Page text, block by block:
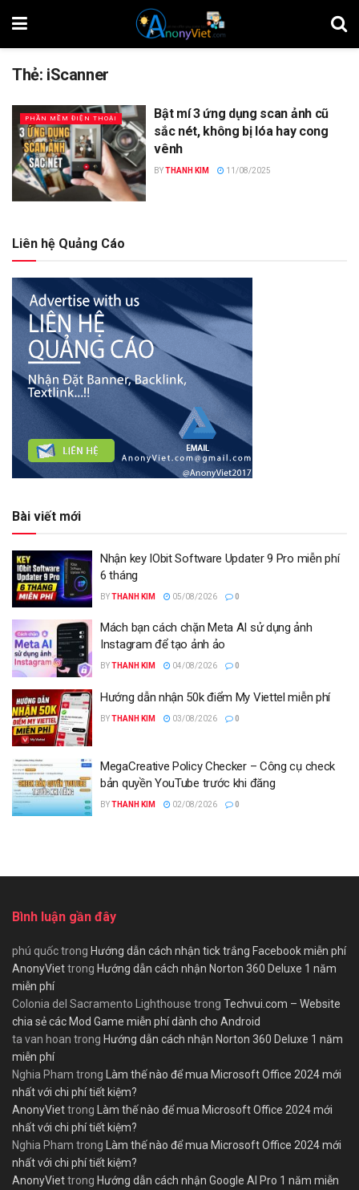
Thẻ: iScanner
PHẦN MỀM ĐIỆN THOẠI
Bật mí 3 ứng dụng scan ảnh cũ
sắc nét, không bị lóa hay cong
vênh
BYTHANH KIM 11/08/2025
Liên hệ Quảng Cáo
Bài viết mới
Nhận key IObit Software Updater 9 Pro miễn phí
6 tháng
BYTHANH KIM 05/08/2026 0
Mách bạn cách chặn Meta AI sử dụng ảnh
Instagram để tạo ảnh ảo
BYTHANH KIM 04/08/2026 0
Hướng dẫn nhận 50k điểm My Viettel miễn phí
BYTHANH KIM 03/08/2026 0
MegaCreative Policy Checker – Công cụ check
bản quyền YouTube trước khi đăng
BYTHANH KIM 02/08/2026 0
Bình luận gần đây
phú quốctrong Hướng dẫn cách nhận tick trắng Facebook miễn phí
AnonyViettrong Hướng dẫn cách nhận Norton 360 Deluxe 1 năm
miễn phí
Colonia del Sacramento Lighthouse trong Techvui.com – Website
chia sẻ các Mod Game miễn phí dành cho Android
ta van hoan trong Hướng dẫn cách nhận Norton 360 Deluxe 1 năm
miễn phí
Nghia Pham trong Làm thế nào để mua Microsoft Office 2024 mới
nhất với chi phí tiết kiệm?
AnonyViettrong Làm thế nào để mua Microsoft Office 2024 mới
nhất với chi phí tiết kiệm?
Nghia Pham trong Làm thế nào để mua Microsoft Office 2024 mới
nhất với chi phí tiết kiệm?
AnonyViettrong Hướng dẫn cách nhận Google AI Pro 1 năm miễn